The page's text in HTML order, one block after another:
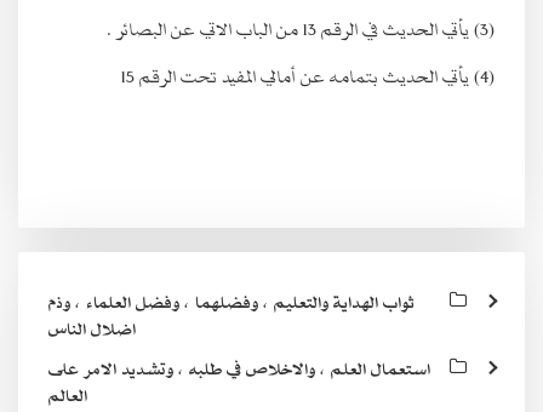
(3) يأتي الحديث في الرقم 13 من الباب الاتي عن البصائر .
(4) يأتي الحديث بتمامه عن أمالي المفيد تحت الرقم 15
ثواب الهداية والتعليم ، وفضلهما ، وفضل العلماء ، وذم
اضلال الناس
استعمال العلم ، والاخلاص في طلبه ، وتشديد الامر على
العالم